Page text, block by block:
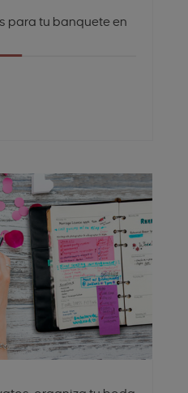
para tu banquete en